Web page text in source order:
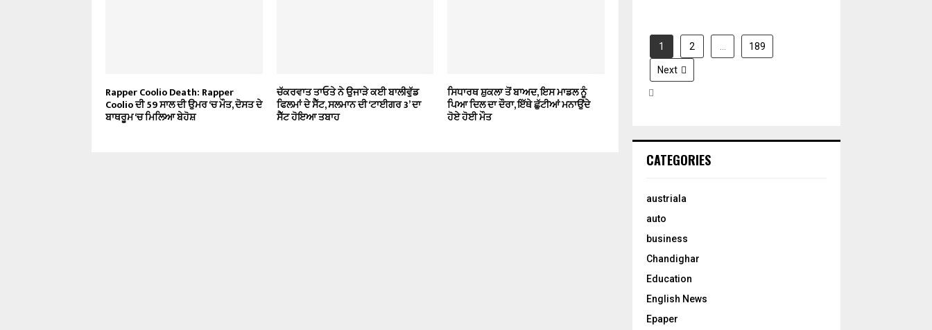
Rapper Coolio Death: Rapper
Coolio ਦੀ 59 ਸਾਲ ਦੀ ਉਮਰ ‘ਚ ਮੌਤ, ਦੋਸਤ ਦੇ
ਬਾਥਰੂਮ ‘ਚ ਮਿਲਿਆ ਬੇਹੋਸ਼
ਚੱਕਰਵਾਤ ਤਾਓਤੇ ਨੇ ਉਜਾੜੇ ਕਈ ਬਾਲੀਵੁੱਡ
ਫਿਲਮਾਂ ਦੇ ਸੈੱਟ, ਸਲਮਾਨ ਦੀ ‘ਟਾਈਗਰ 3’ ਦਾ
ਸੈੱਟ ਹੋਇਆ ਤਬਾਹ
ਸਿਧਾਰਥ ਸ਼ੁਕਲਾ ਤੋਂ ਬਾਅਦ, ਇਸ ਮਾਡਲ ਨੂੰ
ਪਿਆ ਦਿਲ ਦਾ ਦੌਰਾ, ਇੱਥੇ ਛੁੱਟੀਆਂ ਮਨਾਉਂਦੇ
ਹੋਏ ਹੋਈ ਮੌਤ
1 2 189
Next
CATEGORIES
austriala
auto
business
Chandighar
Education
English News
Epaper